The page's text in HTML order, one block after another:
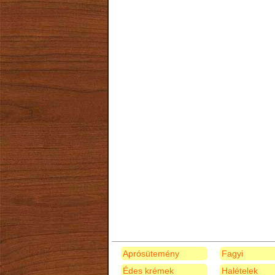
Aprósütemény
Édes krémek
Fagyi
Halételek